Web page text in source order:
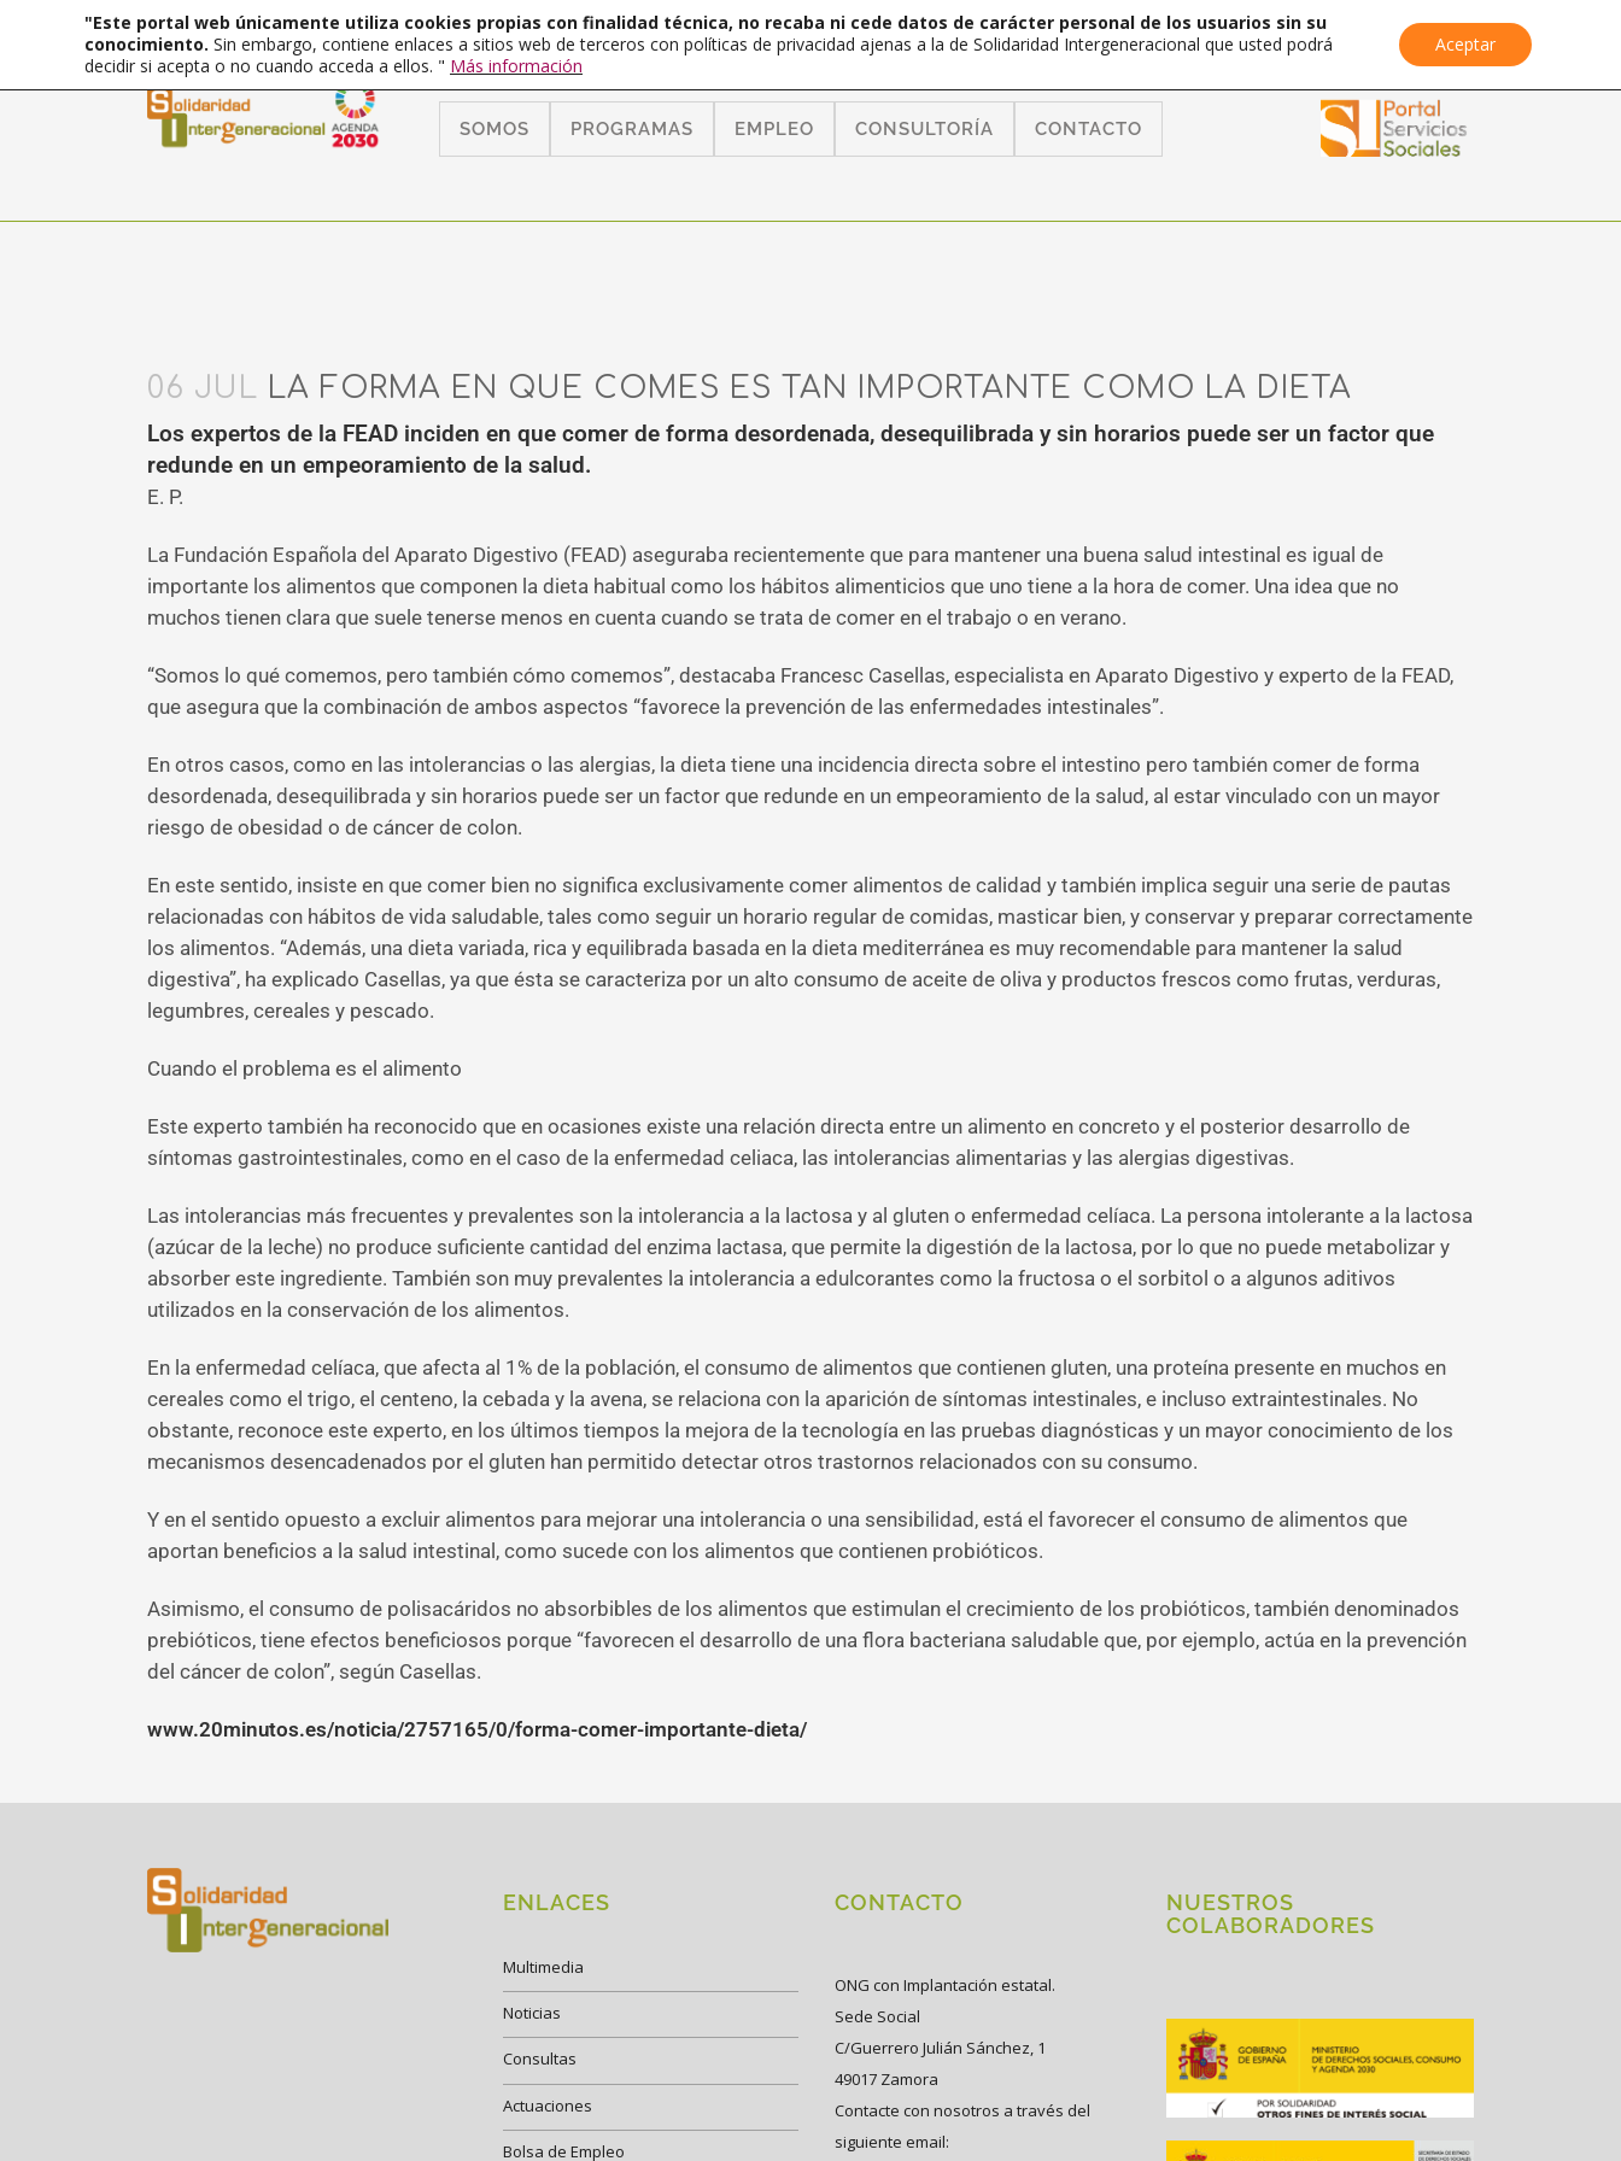
SOMOS PROGRAMAS EMPLEO CONSULTORÍA CONTACTO
06 JUL LA FORMA EN QUE COMES ES TAN IMPORTANTE COMO LA DIETA
Los expertos de la FEAD inciden en que comer de forma desordenada, desequilibrada y sin horarios puede ser un factor que
redunde en un empeoramiento de la salud.
E. P.
La Fundación Española del Aparato Digestivo (FEAD) aseguraba recientemente que para mantener una buena salud intestinal es igual de
importante los alimentos que componen la dieta habitual como los hábitos alimenticios que uno tiene a la hora de comer. Una idea que no
muchos tienen clara que suele tenerse menos en cuenta cuando se trata de comer en el trabajo o en verano.
“Somos lo qué comemos, pero también cómo comemos”, destacaba Francesc Casellas, especialista en Aparato Digestivo y experto de la FEAD,
que asegura que la combinación de ambos aspectos “favorece la prevención de las enfermedades intestinales”.
En otros casos, como en las intolerancias o las alergias, la dieta tiene una incidencia directa sobre el intestino pero también comer de forma
desordenada, desequilibrada y sin horarios puede ser un factor que redunde en un empeoramiento de la salud, al estar vinculado con un mayor
riesgo de obesidad o de cáncer de colon.
En este sentido, insiste en que comer bien no significa exclusivamente comer alimentos de calidad y también implica seguir una serie de pautas
relacionadas con hábitos de vida saludable, tales como seguir un horario regular de comidas, masticar bien, y conservar y preparar correctamente
los alimentos. “Además, una dieta variada, rica y equilibrada basada en la dieta mediterránea es muy recomendable para mantener la salud
digestiva”, ha explicado Casellas, ya que ésta se caracteriza por un alto consumo de aceite de oliva y productos frescos como frutas, verduras,
legumbres, cereales y pescado.
Cuando el problema es el alimento
Este experto también ha reconocido que en ocasiones existe una relación directa entre un alimento en concreto y el posterior desarrollo de
síntomas gastrointestinales, como en el caso de la enfermedad celiaca, las intolerancias alimentarias y las alergias digestivas.
Las intolerancias más frecuentes y prevalentes son la intolerancia a la lactosa y al gluten o enfermedad celíaca. La persona intolerante a la lactosa
(azúcar de la leche) no produce suficiente cantidad del enzima lactasa, que permite la digestión de la lactosa, por lo que no puede metabolizar y
absorber este ingrediente. También son muy prevalentes la intolerancia a edulcorantes como la fructosa o el sorbitol o a algunos aditivos
utilizados en la conservación de los alimentos.
En la enfermedad celíaca, que afecta al 1% de la población, el consumo de alimentos que contienen gluten, una proteína presente en muchos en
cereales como el trigo, el centeno, la cebada y la avena, se relaciona con la aparición de síntomas intestinales, e incluso extraintestinales. No
obstante, reconoce este experto, en los últimos tiempos la mejora de la tecnología en las pruebas diagnósticas y un mayor conocimiento de los
mecanismos desencadenados por el gluten han permitido detectar otros trastornos relacionados con su consumo.
Y en el sentido opuesto a excluir alimentos para mejorar una intolerancia o una sensibilidad, está el favorecer el consumo de alimentos que
aportan beneficios a la salud intestinal, como sucede con los alimentos que contienen probióticos.
Asimismo, el consumo de polisacáridos no absorbibles de los alimentos que estimulan el crecimiento de los probióticos, también denominados
prebióticos, tiene efectos beneficiosos porque “favorecen el desarrollo de una flora bacteriana saludable que, por ejemplo, actúa en la prevención
del cáncer de colon”, según Casellas.
www.20minutos.es/noticia/2757165/0/forma-comer-importante-dieta/
ENLACES
Multimedia
Noticias
Consultas
Actuaciones
Bolsa de Empleo
CONTACTO
ONG con Implantación estatal.
Sede Social
C/Guerrero Julián Sánchez, 1
49017 Zamora
Contacte con nosotros a través del
siguiente email:
NUESTROS
COLABORADORES
"Este portal web únicamente utiliza cookies propias con finalidad técnica, no recaba ni cede datos de carácter personal de los usuarios sin su
conocimiento. Sin embargo, contiene enlaces a sitios web de terceros con políticas de privacidad ajenas a la de Solidaridad Intergeneracional que usted podrá
decidir si acepta o no cuando acceda a ellos. " Más información
Aceptar